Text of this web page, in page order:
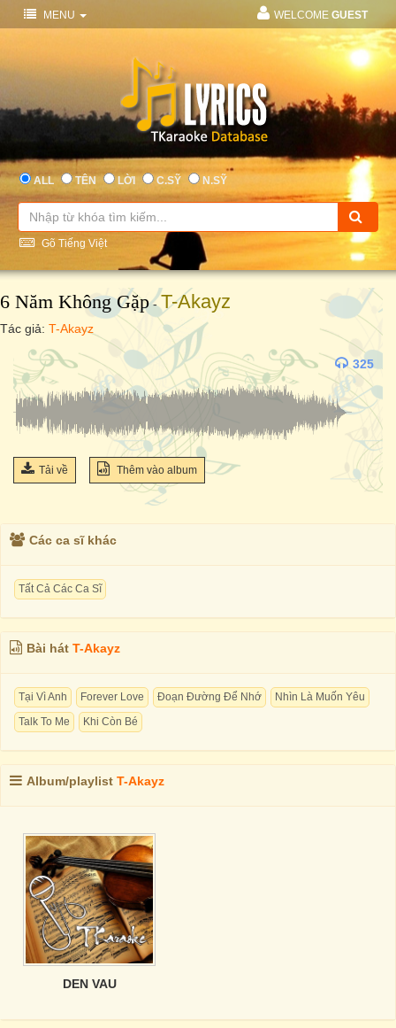
MENU WELCOME GUEST
ALL TÊN LỜI C.SỸ N.SỸ
Gõ Tiếng Việt
6 Năm Không Gặp-T-Akayz
Tác giả: T-Akayz
325
Tải về Thêm vào album
Các ca sĩ khác
Tất Cả Các Ca Sĩ
Bài hát T-Akayz
Tại Vì Anh Forever Love Đoạn Đường Để Nhớ
Nhìn Là Muốn Yêu
Talk To Me
Khi Còn Bé
Album/playlist T-Akayz
DEN VAU